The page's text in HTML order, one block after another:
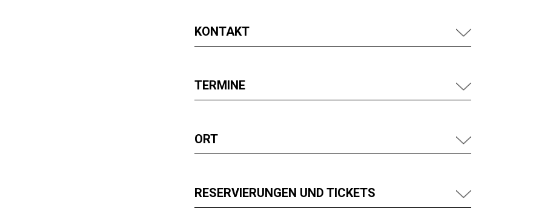
KONTAKT
TERMINE
ORT
RESERVIERUNGEN UND TICKETS